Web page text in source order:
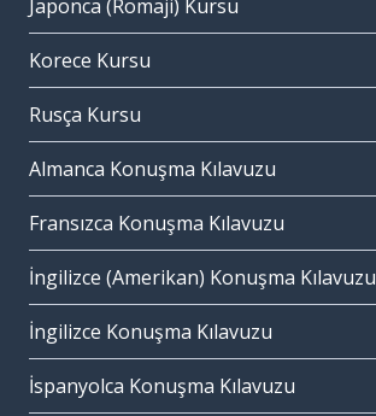
Japonca (Romaji) Kursu
Korece Kursu
Rusça Kursu
Almanca Konuşma Kılavuzu
Fransızca Konuşma Kılavuzu
İngilizce (Amerikan) Konuşma Kılavuzu
İngilizce Konuşma Kılavuzu
İspanyolca Konuşma Kılavuzu